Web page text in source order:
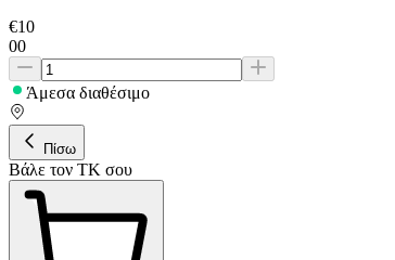
€10
00
Άμεσα διαθέσιμο
Πίσω
Βάλε τον ΤΚ σου